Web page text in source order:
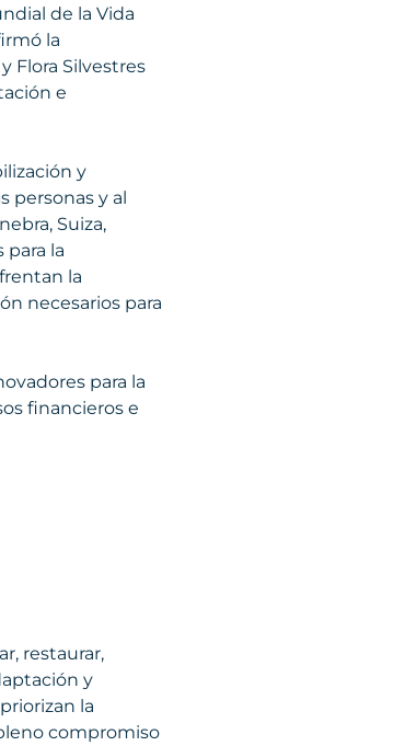
de la Vida
la
Flora Silvestres
e
y
personas y al
Suiza,
la
la
necesarios para
para la
financieros e
restaurar,
y
la
compromiso